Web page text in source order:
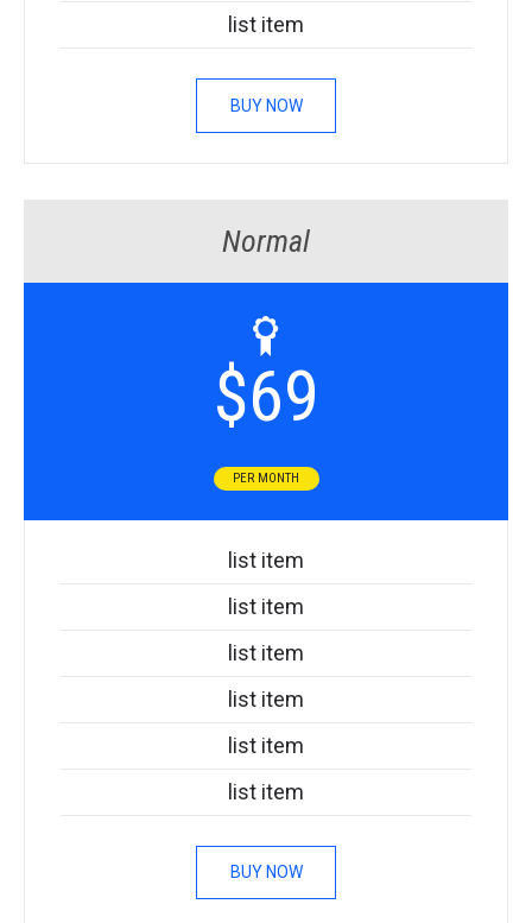
list item
BUY NOW
Normal
$69
PER MONTH
list item
list item
list item
list item
list item
list item
BUY NOW